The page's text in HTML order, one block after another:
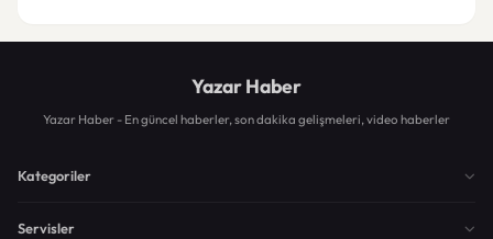
Yazar Haber
Yazar Haber - En güncel haberler, son dakika gelişmeleri, video haberler
Kategoriler
Servisler